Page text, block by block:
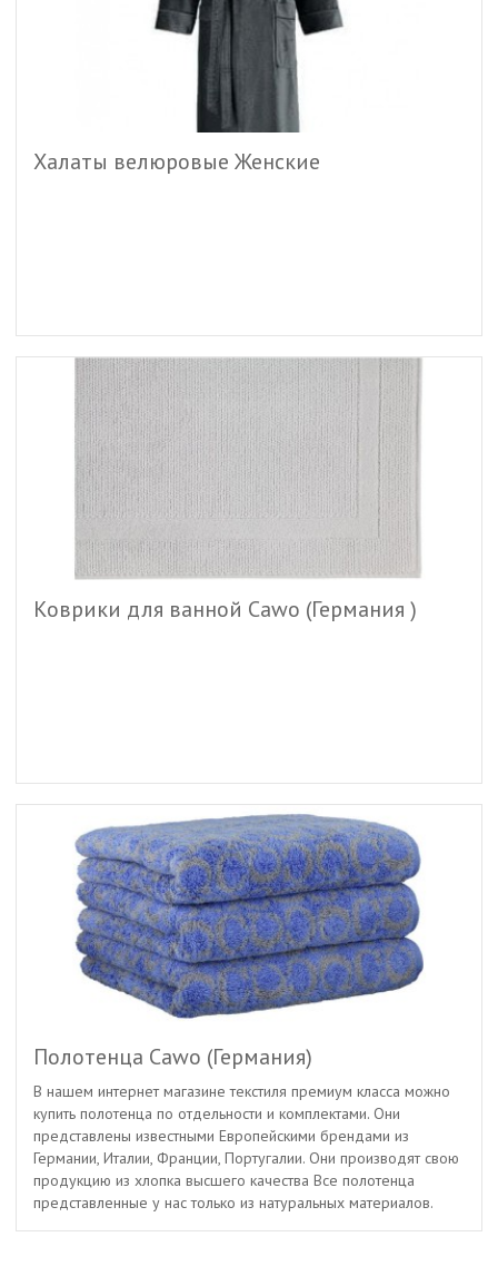
Халаты велюровые Женские
Коврики для ванной Cawo (Германия )
Полотенца Cawo (Германия)
В нашем интернет магазине текстиля премиум класса можно
купить полотенца по отдельности и комплектами. Они
представлены известными Европейскими брендами из
Германии, Италии, Франции, Португалии. Они производят свою
продукцию из хлопка высшего качества Все полотенца
представленные у нас только из натуральных материалов.